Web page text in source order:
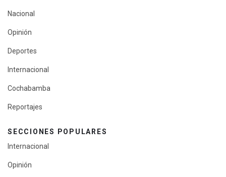
Nacional
Opinión
Deportes
Internacional
Cochabamba
Reportajes
SECCIONES POPULARES
Internacional
Opinión